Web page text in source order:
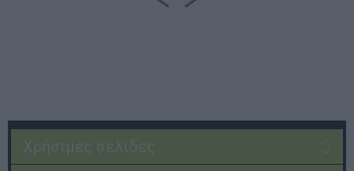
Χρήσιμες σελίδες